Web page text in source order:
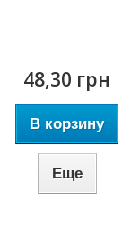
48,30 грн
В корзину
Еще